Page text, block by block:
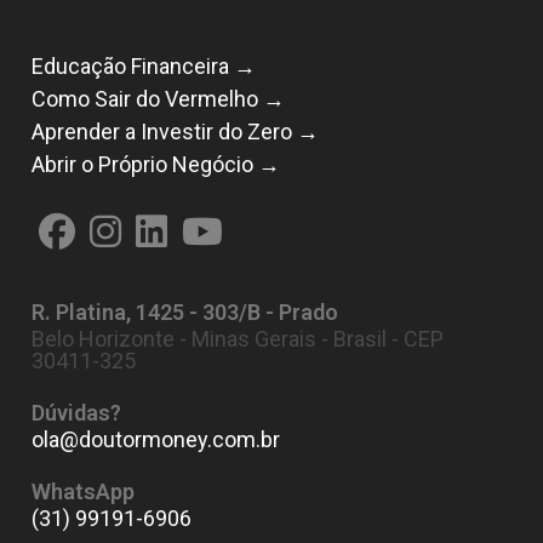
Educação Financeira →
Como Sair do Vermelho →
Aprender a Investir do Zero →
Abrir o Próprio Negócio →
uma
nova
aba
uma
nova
aba
uma
nova
uma
nova
R. Platina, 1425 - 303/B - Prado
Belo Horizonte - Minas Gerais - Brasil - CEP
30411-325
Dúvidas?
ola@doutormoney.com.brAbre
WhatsApp
(31) 99191-6906